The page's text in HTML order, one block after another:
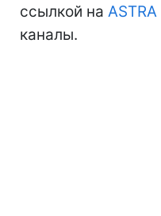
ссылкой на ASTRA
каналы.